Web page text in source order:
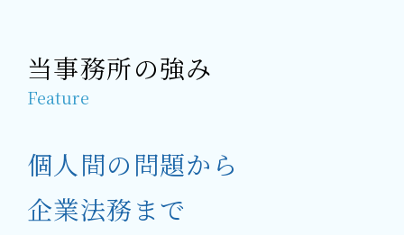
当事務所の強み
Feature
個人間の問題から
企業法務まで